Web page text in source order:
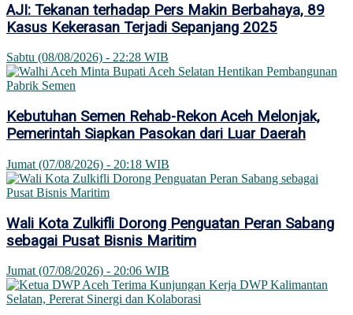
AJI: Tekanan terhadap Pers Makin Berbahaya, 89
Kasus Kekerasan Terjadi Sepanjang 2025
Sabtu (08/08/2026) - 22:28 WIB
Kebutuhan Semen Rehab-Rekon Aceh Melonjak,
Pemerintah Siapkan Pasokan dari Luar Daerah
Jumat (07/08/2026) - 20:18 WIB
Wali Kota Zulkifli Dorong Penguatan Peran Sabang
sebagai Pusat Bisnis Maritim
Jumat (07/08/2026) - 20:06 WIB